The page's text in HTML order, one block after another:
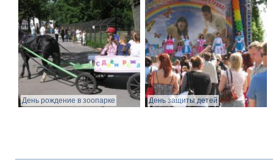
День рождение в зоопарке День защиты детей